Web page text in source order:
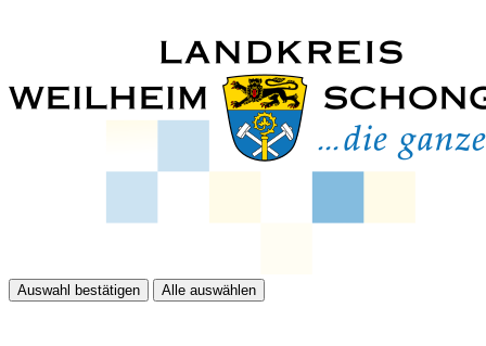
Auswahl bestätigen Alle auswählen